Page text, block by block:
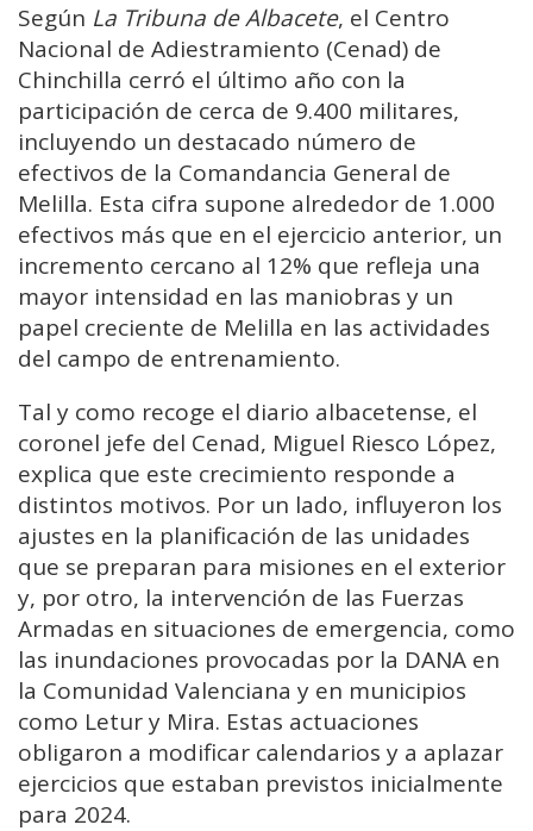
Según La Tribuna de Albacete, el Centro
Nacional de Adiestramiento (Cenad) de
Chinchilla cerró el último año con la
participación de cerca de 9.400 militares,
incluyendo un destacado número de
efectivos de la Comandancia General de
Melilla. Esta cifra supone alrededor de 1.000
efectivos más que en el ejercicio anterior, un
incremento cercano al 12% que refleja una
mayor intensidad en las maniobras y un
papel creciente de Melilla en las actividades
del campo de entrenamiento.
Tal y como recoge el diario albacetense, el
coronel jefe del Cenad, Miguel Riesco López,
explica que este crecimiento responde a
distintos motivos. Por un lado, influyeron los
ajustes en la planificación de las unidades
que se preparan para misiones en el exterior
y, por otro, la intervención de las Fuerzas
Armadas en situaciones de emergencia, como
las inundaciones provocadas por la DANA en
la Comunidad Valenciana y en municipios
como Letur y Mira. Estas actuaciones
obligaron a modificar calendarios y a aplazar
ejercicios que estaban previstos inicialmente
para 2024.